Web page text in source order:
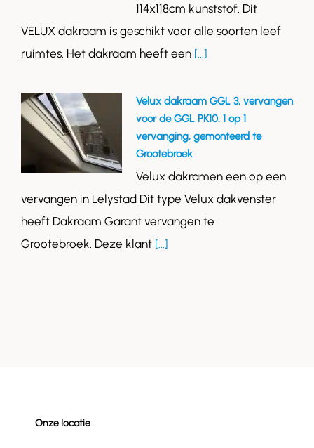
114x118cm kunststof. Dit
VELUX dakraam is geschikt voor alle soorten leef
ruimtes. Het dakraam heeft een [...]
Velux dakraam GGL 3, vervangen
voor de GGL PK10. 1 op 1
vervanging, gemonteerd te
Grootebroek
Velux dakramen een op een
vervangen in Lelystad Dit type Velux dakvenster
heeft Dakraam Garant vervangen te
Grootebroek. Deze klant [...]
Onze locatie